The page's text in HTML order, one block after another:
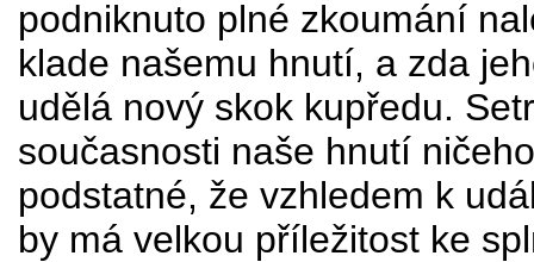
podniknuto plné zkoumání
klade našemu hnutí, a zda
udělá nový skok kupředu.
současnosti naše hnutí
podstatné, že vzhledem k
by má velkou příležitost ke